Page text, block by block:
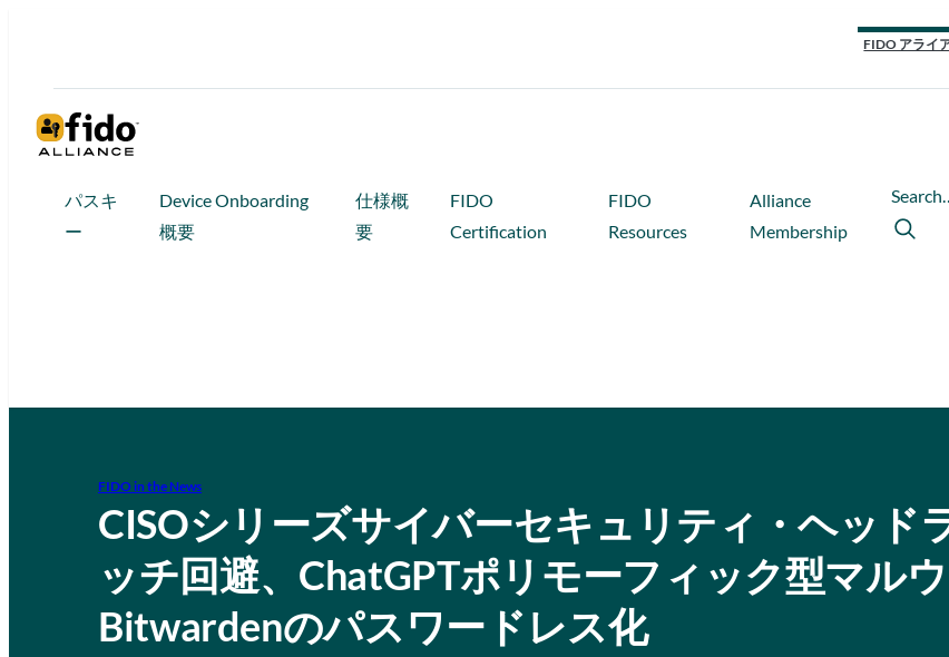
FIDO アライ
パスキ
ー
Device Onboarding
概要
仕様概
要
FIDO
Certification
FIDO
Resources
Alliance
Membership
FIDO in the News
CISOシリーズサイバーセキュリティ・ヘッド
ッチ回避、ChatGPTポリモーフィック型マルウ
Bitwardenのパスワードレス化